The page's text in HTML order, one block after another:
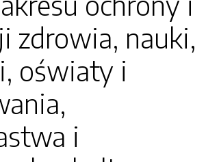
zdrowia, nauki,
oświaty i
i